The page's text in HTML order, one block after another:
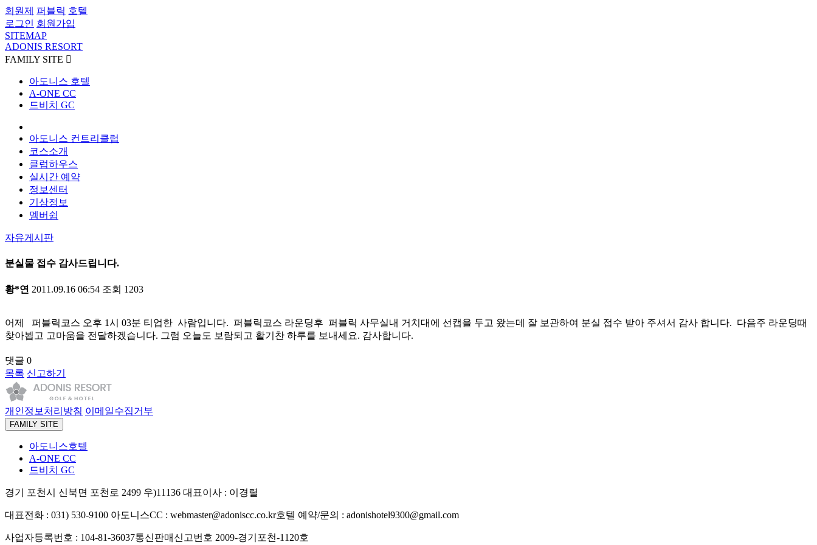
회원제 퍼블릭 호텔
로그인 회원가입
SITEMAP
ADONIS RESORT
FAMILY SITE 
아도니스 호텔
A-ONE CC
드비치 GC
아도니스 컨트리클럽
코스소개
클럽하우스
실시간 예약
정보센터
기상정보
멤버쉽
자유게시판
분실물 접수 감사드립니다.
황*연 2011.09.16 06:54 조회 1203
어제 퍼블릭코스 오후 1시 03분 티업한 사람입니다. 퍼블릭코스 라운딩후 퍼블릭 사무실내 거치대에 선캡을 두고 왔는데 잘 보관하여 분실 접수 받아 주셔서 감사 합니다. 다음주 라운딩때
찾아뵙고 고마움을 전달하겠습니다. 그럼 오늘도 보람되고 활기찬 하루를 보내세요. 감사합니다.
댓글 0
목록 신고하기
개인정보처리방침 이메일수집거부
FAMILY SITE
아도니스호텔
A-ONE CC
드비치 GC
경기 포천시 신북면 포천로 2499 우)11136 대표이사 : 이경렬
대표전화 : 031) 530-9100 아도니스CC : webmaster@adoniscc.co.kr호텔 예약/문의 : adonishotel9300@gmail.com
사업자등록번호 : 104-81-36037통신판매신고번호 2009-경기포천-1120호